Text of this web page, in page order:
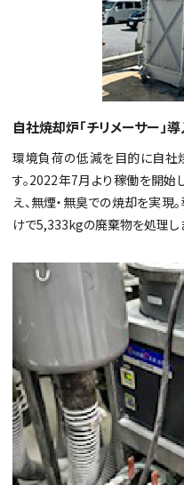
自社焼却炉「チリメーサー」
環境負荷の低減を目的に自社
す。2022年7月より稼働を開始
え、無煙・無臭での焼却を実
けで5,333kgの廃棄物を処理し